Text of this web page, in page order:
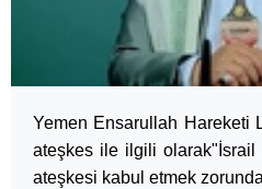
Yemen Ensarullah Hareketi
ateşkes ile ilgili
ateşkesi kabul etmek